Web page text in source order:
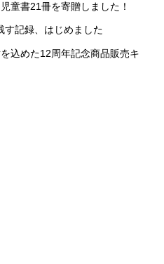
童書21冊を寄贈しました！
す記録、はじめました
込めた12周年記念商品販売キ